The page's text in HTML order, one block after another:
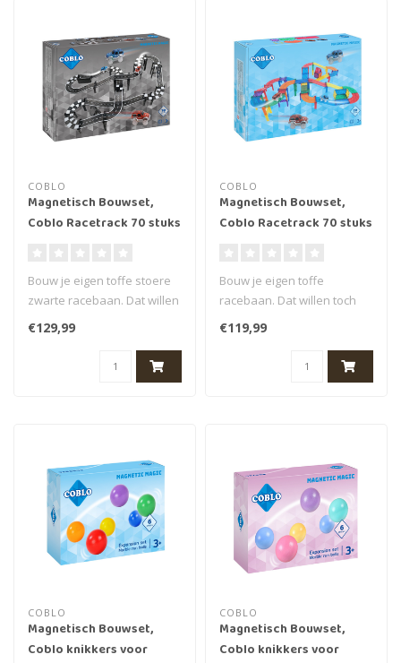
COBLO
Magnetisch Bouwset,
Coblo Racetrack 70 stuks
Bouw je eigen toffe stoere
zwarte racebaan. Dat willen
toch alle kinderen! En da..
€129,99
COBLO
Magnetisch Bouwset,
Coblo Racetrack 70 stuks
Bouw je eigen toffe
racebaan. Dat willen toch
alle kinderen! En dan ook
nog iede..
€119,99
COBLO
Magnetisch Bouwset,
Coblo knikkers voor
COBLO
Magnetisch Bouwset,
Coblo knikkers voor